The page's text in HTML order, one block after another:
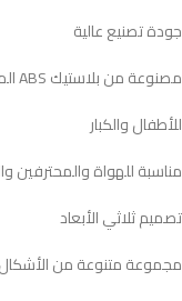
جودة تصنيع عالية
مصنوعة من بلاستيك ABS المتين والآمن لتوفير استخدام طويل الأمد مع ثبات ممتاز ومقاومة للاستخدام اليومي.
للأطفال والكبار
مناسبة للهواة والمحترفين
تصميم ثلاثي الأبعاد
مجموعة متنوعة من الأشكال